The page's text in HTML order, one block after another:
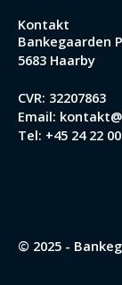
Kontakt
Bankegaarden
5683 Haarby
CVR: 32207863
Email:
Tel: +45 24 22
© 2025 -